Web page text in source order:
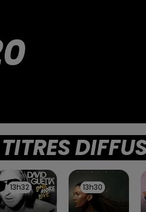
TITRES
13h32
13h32 13h30
13h30